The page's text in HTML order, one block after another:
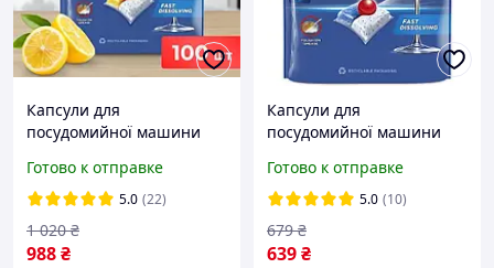
Капсули для
посудомийної машини
Lemon / 100 шт. Капсулы
для посудомойки с
лимоном Финиш
Готово к отправке
5.0 (22)
988₴
1 020 ₴
Капсули для
посудомийної машини
/ 80шт. Капсулы для
посудомойки Финиш
Готово к отправке
5.0 (10)
639₴
679 ₴